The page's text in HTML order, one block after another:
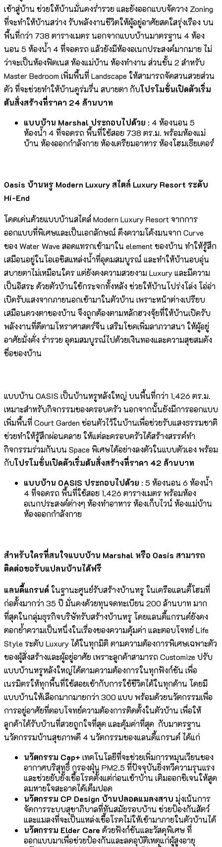
เข้าสู่บ้าน ช่วยให้บ้านมั่นคงร่ำรวย และยังออกแบบจัดวาง Zoning
ที่จะทำให้บ้านสว่าง รับพลังงานชีวิตให้ผู้อยู่อาศัยสดใสรุ่งเรือง บน
พื้นที่กว่า 738 ตารางเมตร นอกจากแบบบ้านมาตรฐาน 4 ห้อง
นอน 5 ห้องน้ำ 4 ที่จอดรถ แล้วยังมีห้องอเนกประสงค์มากมาย ไม่
ว่าจะเป็นห้องฟิตเนส ห้องแม่บ้าน ห้องทำงาน ส่วนชั้น 2 สำหรับ
Master Bedroom เพิ่มพื้นที่ Landscape ให้สามารถจัดสวนสวยส่วน
ตัว ที่จะช่วยทำให้บ้านดูร่มรื่น สบายตา กับโปรโมชั่นเปิดตัวเริ่ม
ต้นสั่งสร้างที่ราคา 24 ล้านบาท
แบบบ้าน Marshal ประกอบไปด้วย : 4 ห้องนอน 5
ห้องน้ำ 4 ที่จอดรถ พื้นที่ใช้สอย 738 ตร.ม. พร้อมห้องแม่
บ้าน ห้องออกกำลังกาย ห้องเตรียมอาหาร ห้องโฮมเธียเตอร์
Oasis บ้านหรู Modern Luxury สไตล์ Luxury Resort ระดับ
Hi-End
โดดเด่นด้วยแบบบ้านสไตล์ Modern Luxury Resort จากการ
ออกแบบที่พิเศษและเป็นเอกลักษณ์ ดึงความโค้งมนจาก Curve
ของ Water Wave สอดแทรกเข้ามาใน element ของบ้าน ทำให้รู้สึก
เสมือนอยู่ในโอเอซิสแหล่งน้ำที่อุดมสมบูรณ์ และทำให้บ้านอบอุ่น
สบายตาไม่เหมือนใคร แต่ยังคงความสวยงาม Luxury และมีความ
เป็นอิสระ ด้วยตัวบ้านใช้กระจกทั้งหลัง ช่วยให้บ้านโปร่งโล่ง โอ่อ่า
เปิดรับแสงจากภายนอกเข้ามาในตัวบ้าน เพราะหน้าต่างเปรียบ
เสมือนดวงตาของบ้าน จึงถูกต้องตามหลักฮวงจุ้ยที่ให้บ้านเปิดรับ
พลังงานที่ดีตามโหราศาสตร์จีน เสริมโชคเพิ่มลาภวาสนา ให้ผู้อยู่
อาศัยมั่งคั่ง ร่ำรวย อุดมสมบูรณ์ไปด้วยเงินทองและความสุขสมดัง
ชื่อของบ้าน
แบบบ้าน OASIS เป็นบ้านหรูหลังใหญ่ บนพื้นที่กว่า 1,426 ตร.ม.
เหมาะสำหรับกิจกรรมของครอบครัว นอกจากนั้นยังมีการออกแบบ
เพิ่มพื้นที่ Court Garden ซ่อนตัวไว้ในบ้านเพื่อช่วยรับแสงธรรมชาติ
ช่วยทำให้รู้สึกผ่อนคลาย ให้แต่ละครอบครัวได้สร้างสรรค์ทำ
กิจกรรมร่วมกันบน Space พิเศษได้อย่างลงตัวในแบบตัวเอง พร้อม
กับโปรโมชั่นเปิดตัวเริ่มต้นสั่งสร้างที่ราคา 42 ล้านบาท
แบบบ้าน OASIS ประกอบไปด้วย : 5 ห้องนอน 6 ห้องน้ำ
4 ที่จอดรถ พื้นที่ใช้สอย 1,426 ตารางเมตร พร้อมห้อง
อเนกประสงค์ต่างๆ ห้องทำอาหาร ห้องเก็บไวน์ ห้องแม่บ้าน
ห้องออกกำลังกาย
สำหรับใครที่สนใจแบบบ้าน Marshal หรือ Oasis สามารถ
ติดต่อขอรับแปลนบ้านได้ฟรี
แลนดี้แกรนด์ ในฐานะศูนย์รับสร้างบ้านหรู ในเครือแลนดี้โฮมที่
ก่อตั้งมากว่า 35 ปี มั่นคงด้วยทุนจดทะเบียน 200 ล้านบาท มาก
ที่สุดในกลุ่มธุรกิจบริษัทรับสร้างบ้านหรู โดยแลนดี้แกรนด์ยังคง
ตอกย้ำความเป็นหนึ่งในเรื่องของความคุ้มค่า และตอบโจทย์ Life
Style ระดับ Luxury ได้ในทุกมิติ ตามความต้องการพิเศษเฉพาะตัว
ของผู้สั่งสร้างและผู้อยู่อาศัย เพราะลูกค้าสามารถ Customize ปรับ
แบบบ้านหรูหลังใหญ่ได้ตามความต้องการในทุกฟังก์ชัน เพื่อ
เนรมิตรให้ทุกพื้นที่ใช้สอยเข้ากับการใช้ชีวิตได้ในทุกด้าน โดยมี
แบบบ้านให้เลือกมากมายกว่า 300 แบบ พร้อมด้วยนวัตกรรมเพื่อ
การอยู่อาศัยที่ตอบโจทย์ความต้องการติดตั้งในตัวบ้าน เพื่อให้
ลูกค้าได้รับบ้านที่สวยถูกใจที่สุด และคุ้มค่าที่สุด กับมาตรฐาน
นวัตกรรมบ้านสุขภาพดี 4 นวัตกรรมของแลนดี้แกรนด์ ได้แก่
นวัตกรรม Cap+เทคโนโลยีที่จะช่วยเพิ่มการหมุนเวียนของ
อากาศบริสุทธิ์ กรองฝุ่น PM2.5 ที่ปัจจุบันยิ่งทวีความรุนแรง
และช่วยยับยั้งเชื้อโรคตั้งแต่ก่อนเข้าบ้าน เติมออกซิเจนให้สูด
ลมหายใจสะอาดได้เต็มปอด
นวัตกรรม CP Design บ้านปลอดแมลงสาบ มุ่งเน้นการ
จัดการระบบสุขาภิบาลที่ทันสมัยรอบบ้าน ช่วยป้องกันสัตว์
และแมลงที่จะเป็นแหล่งเชื้อโรคไม่ให้เข้ามาภายในตัวบ้านได้
นวัตกรรม Elder Care ด้วยฟังก์ชันและวัสดุพิเศษ ที่
ออกแบบมาเพื่อช่วยป้องกันและลดอุบัติเหตุแก่ผู้สูงอายุ